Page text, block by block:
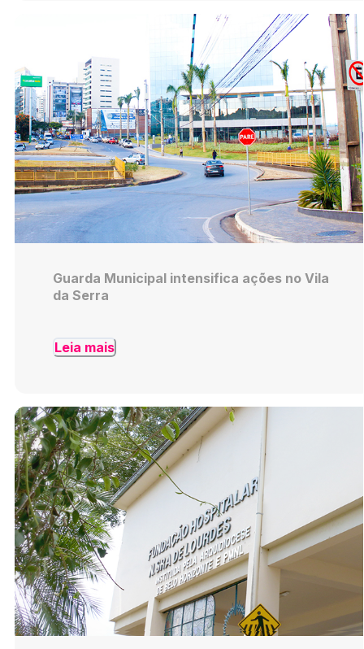
Guarda Municipal intensifica ações no Vila
da Serra
Leia mais